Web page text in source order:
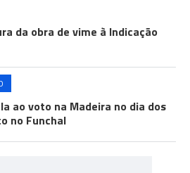
da obra de vime à Indicação
ao voto na Madeira no dia dos
no Funchal